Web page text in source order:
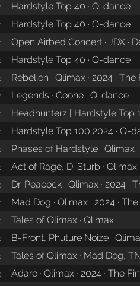
Hardstyle Top 40 · Q-dance
Hardstyle Top 40 · Q-dance
Open Airbed Concert · JDX ·
Hardstyle Top 40 · Q-dance
Rebelion · Qlimax · 2024 ·
Legends · Coone · Q-dance
Headhunterz | Hardstyle Top
Hardstyle Top 100 2024 · Q-
Phases of Hardstyle · Qlimax
Act of Rage, D-Sturb · Qlimax
Dr. Peacock · Qlimax · 2024 ·
Mad Dog · Qlimax · 2024 ·
Tales of Qlimax · Qlimax
B-Front, Phuture Noize ·
Tales of Qlimax · Mad Dog,
Adaro · Qlimax · 2024 · The